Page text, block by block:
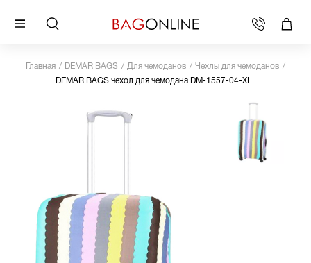
Главная DEMAR BAGS Для чемоданов
Чехлы для чемоданов
DEMAR BAGS чехол для чемодана DM-1557-04-XL